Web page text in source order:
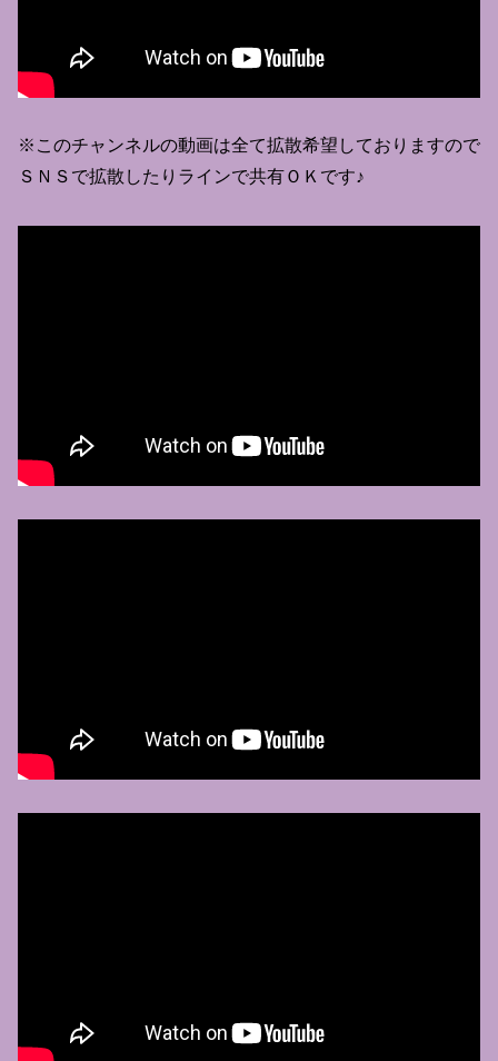
※このチャンネルの動画は全て拡散希望しておりますので
ＳＮＳで拡散したりラインで共有ＯＫです♪